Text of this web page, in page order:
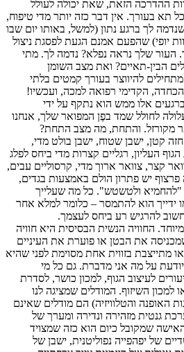
ההדרכה הזאת, שאת יכולה לעולל
תא בעורך. אין דבר כזה יותר מדי טיפוח,
לך ברגע נתון (למשל, באותו יום שבו
יופי) שהפעם אמנם הגעת לפסגת ניצול
העור שלך נראה נפלא? נדמה לך. מתי
הבין-תאיים? ואת מצב השומן
להיווצר בעורך קמטים בלתי
הקדימי רפואה למכה, ועכשיו!
אלו ממש הוא נתקף על ידי
לחולל שמד בפֶן המפואר שלך, אנחנו
מקורזל. והתחת, מה מצב התחת?
קטן, ישבן שטוח, ישבן בולט מדי,
העליון, רגליים קצרות מדי ביחס לפלג
קצר, צוואר ארוך מדי, קרסוליים עבים,
פרצוף יש פתרון הולם באמצעות בגדים,
"להחמיא ולטשטש". כל מה שעלייך
ידייך הוא להתמסר – כלומר למלא אחר
להרגיש רע ביחס לעצמך.
החוויה הנשית הבסיסית היא חוויה
את הבטן או פוערת את העיניים
מתייצבת בזווית אחת מסוימת לפני שהיא
על מה אני מדברת. גם כל מי
לעיצוב הגוף, למכון כושר, לסדרת
השיזוף. המודלים שמציגה לנו
האופנה והטלוויזיה) הם מודלים שאינם
גנטית מזהירה ונדירה ומערך של
האישה שמקובל כיום הוא כזה שמצויד
של יפהפייה נפוליטנית, ישבן של